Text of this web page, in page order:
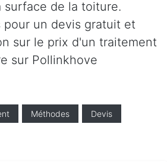
surface de la toiture.
un devis gratuit et
sur le prix d'un traitement
sur Pollinkhove
Méthodes Devis